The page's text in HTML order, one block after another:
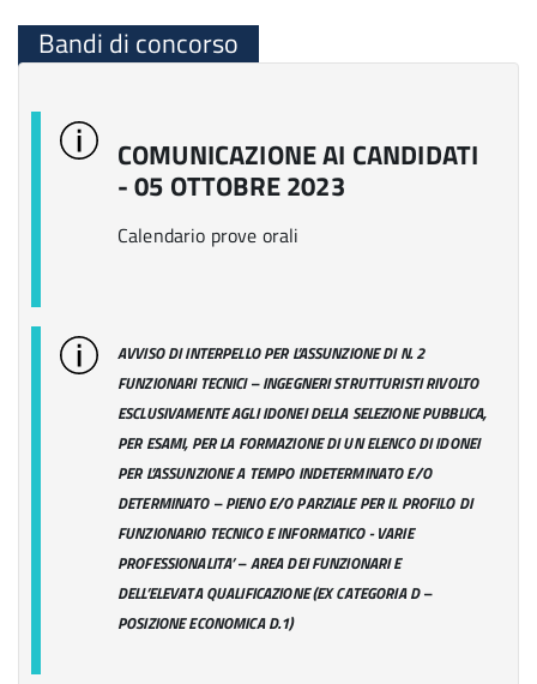
Bandi di concorso
COMUNICAZIONE AI CANDIDATI
- 05 OTTOBRE 2023
Calendario prove orali
AVVISO DI INTERPELLO PER L’ASSUNZIONE DI N.2
FUNZIONARI TECNICI – INGEGNERI STRUTTURISTIRIVOLTO
ESCLUSIVAMENTE AGLI IDONEI DELLA SELEZIONE PUBBLICA,
PER ESAMI, PER LA FORMAZIONE DI UN ELENCO DI IDONEI
PER L’ASSUNZIONE A TEMPO INDETERMINATO E/O
DETERMINATO – PIENO E/O PARZIALE PER IL PROFILO DI
FUNZIONARIO TECNICO E INFORMATICO - VARIE
PROFESSIONALITA’ – AREA DEI FUNZIONARI E
DELL’ELEVATA QUALIFICAZIONE (EX CATEGORIA D –
POSIZIONEECONOMICA D.1)